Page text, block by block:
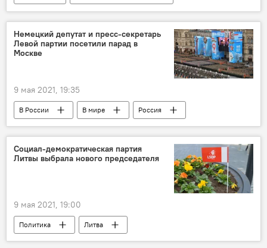
Белоруссия
Немецкий депутат и пресс-секретарь
Левой партии посетили парад в
Москве
9 мая 2021, 19:35
В России В мире
Россия
Германия
парад
Социал-демократическая партия
Литвы выбрала нового председателя
9 мая 2021, 19:00
Политика
Литва
Социал-демократическая партия Литвы (СДПЛ)